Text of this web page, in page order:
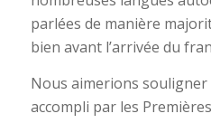
parlées de manière
bien avant l’arrivée du
Nous aimerions
accompli par les